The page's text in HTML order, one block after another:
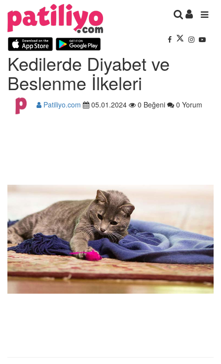
Kedilerde Diyabet ve
Beslenme İlkeleri
Patiliyo.com 05.01.2024 0 Beğeni 0 Yorum